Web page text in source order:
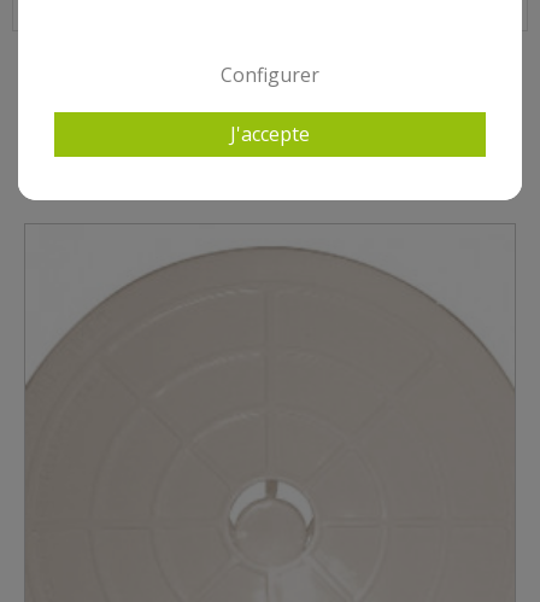
9 AUTRES PRODUITS DANS POUR SKIMMER HAYWARD
Configurer
J'accepte